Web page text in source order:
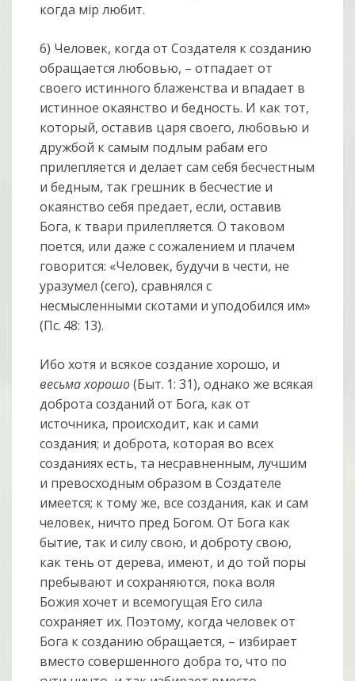
когда мiр любит.
6) Человек, когда от Создателя к созданию
обращается любовью, – отпадает от
своего истинного блаженства и впадает в
истинное окаянство и бедность. И как тот,
который, оставив царя своего, любовью и
дружбой к самым подлым рабам его
прилепляется и делает сам себя бесчестным
и бедным, так грешник в бесчестие и
окаянство себя предает, если, оставив
Бога, к твари прилепляется. О таковом
поется, или даже с сожалением и плачем
говорится: «Человек, будучи в чести, не
уразумел (сего), сравнялся с
несмысленными скотами и уподобился им»
(Пс. 48: 13).
Ибо хотя и всякое создание хорошо, и
весьма хорошо(Быт. 1: 31), однако же всякая
доброта созданий от Бога, как от
источника, происходит, как и сами
создания; и доброта, которая во всех
созданиях есть, та несравненным, лучшим
и превосходным образом в Создателе
имеется; к тому же, все создания, как и сам
человек, ничто пред Богом. От Бога как
бытие, так и силу свою, и доброту свою,
как тень от дерева, имеют, и до той поры
пребывают и сохраняются, пока воля
Божия хочет и всемогущая Его сила
сохраняет их. Поэтому, когда человек от
Бога к созданию обращается, – избирает
вместо совершенного добра то, что по